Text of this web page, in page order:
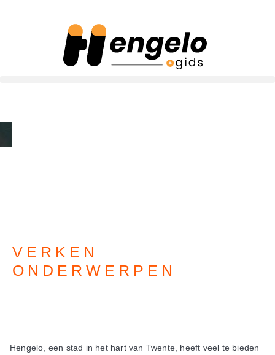
VERKEN
ONDERWERPEN
Hengelo, een stad in het hart van Twente, heeft veel te bieden